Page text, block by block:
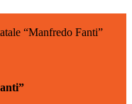
“Manfredo Fanti”